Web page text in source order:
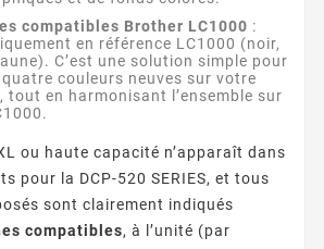
compatibles Brother LC1000 :
en référence LC1000 (noir,
C’est une solution simple pour
couleurs neuves sur votre
tout en harmonisant l’ensemble sur
ou haute capacité n’apparaît dans
pour la DCP-520 SERIES, et tous
sont clairement indiqués
compatibles, à l’unité (par